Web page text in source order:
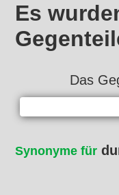
Es
Das
Synonyme für